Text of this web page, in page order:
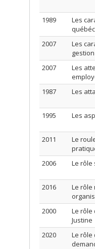
1989
Les
2007
Les
2007
Les
1987
Les
1995
Les
2011
Le
2006
Le rôle
2016
Le rôle
2000
Le rôle
Justine
2020
Le rôle